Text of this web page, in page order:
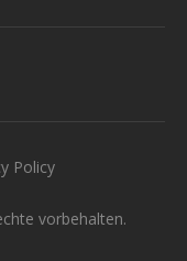
vorbehalten.
Policy